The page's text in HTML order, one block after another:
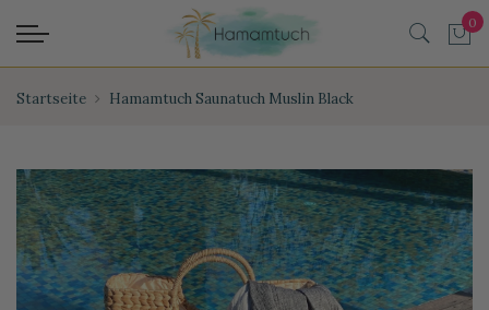
Startseite Hamamtuch Saunatuch Muslin Black